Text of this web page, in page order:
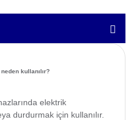
kullanılır?
elektrik
durdurmak için kullanılır.